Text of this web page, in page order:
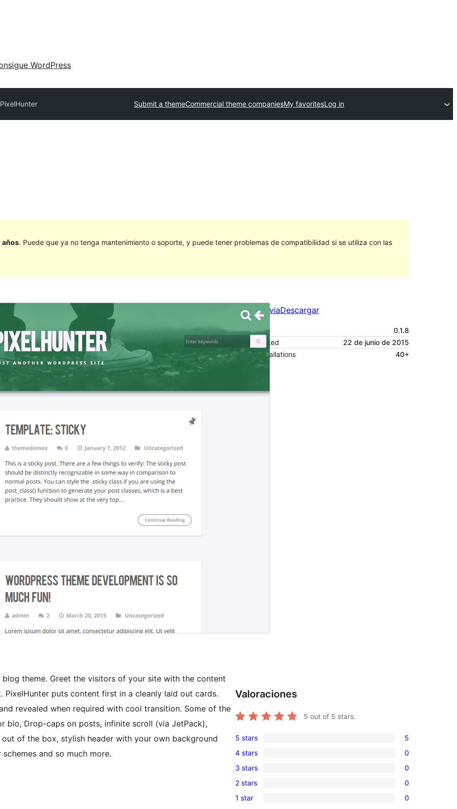
WordPress
PixelHunter Submit a themeCommercial theme companiesMy favoritesLog in
años. Puede que ya no tenga mantenimiento o soporte, y puede tener problemas de compatibilidad si se utiliza con las
Vista previaDescargar
Versión
0.1.8
Last updated
22 de junio de 2015
Active installations
40+
blog theme. Greet the visitors of your site with the content
puts content first in a cleanly laid out cards.
revealed when required with cool transition. Some of the
bio, Drop-caps on posts, infinite scroll (via JetPack),
of the box, stylish header with your own background
and so much more.
Valoraciones
5 out of 5 stars.
5
5-
star
reviews
5 stars 5
0
4-
star
reviews
4 stars 0
0
3-
star
3 stars 0
0
2-
2 stars 0
0
1 star 0